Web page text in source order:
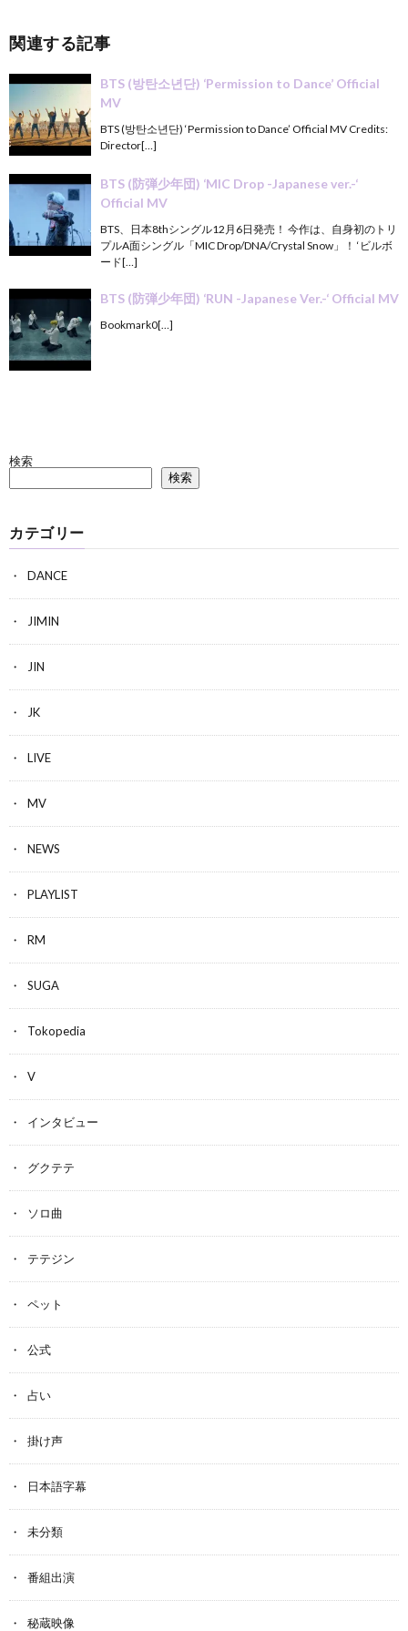
関連する記事
BTS (방탄소년단) ‘Permission to Dance’ Official
MV
BTS (방탄소년단) ‘Permission to Dance’ Official MV Credits:
Director[…]
BTS (防弾少年団) ‘MIC Drop -Japanese ver.-‘
Official MV
BTS、日本8thシングル12月6日発売！ 今作は、自身初のトリ
プルA面シングル「MIC Drop/DNA/Crystal Snow」！ ‘ビルボ
ード[…]
BTS (防弾少年団) ‘RUN -Japanese Ver.-‘ Official MV
Bookmark0[…]
検索
検索
カテゴリー
DANCE
JIMIN
JIN
JK
LIVE
MV
NEWS
PLAYLIST
RM
SUGA
Tokopedia
V
インタビュー
グクテテ
ソロ曲
テテジン
ペット
公式
占い
掛け声
日本語字幕
未分類
番組出演
秘蔵映像